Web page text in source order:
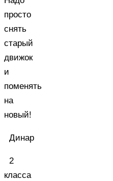
просто
снять
старый
движок
и
поменять
на
новый!
Динар
2
класса